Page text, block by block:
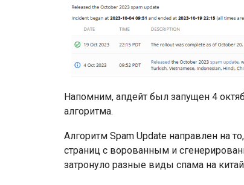
Напомним, апдейт был запущен 4
алгоритма.
Алгоритм Spam Update направлен на
страниц с ворованным и
затронуло разные виды спама на